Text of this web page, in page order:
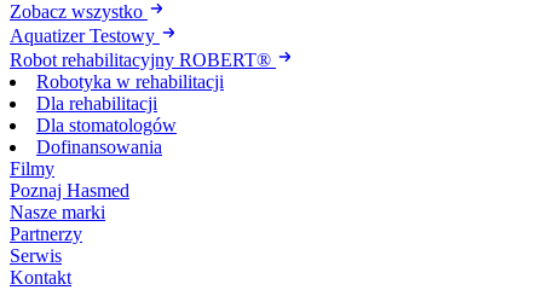
Zobacz wszystko
Aquatizer Testowy
Robot rehabilitacyjny ROBERT®
Robotyka w rehabilitacji
Dla rehabilitacji
Dla stomatologów
Dofinansowania
Filmy
Poznaj Hasmed
Nasze marki
Partnerzy
Serwis
Kontakt